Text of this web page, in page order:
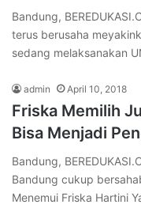
Bandung,
terus berusaha
sedang melaksanakan
admin April 10, 2018
Friska Memilih
Bisa Menjadi
Bandung,
Bandung cukup
Menemui Friska Hartini